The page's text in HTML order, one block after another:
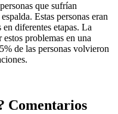
que sufrían
Estas personas eran
diferentes etapas. La
problemas en una
de las personas volvieron
Comentarios